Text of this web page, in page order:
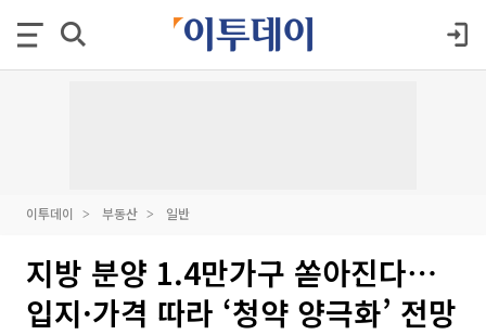
이투데이 부동산 일반
지방 분양 1.4만가구 쏟아진다⋯
입지·가격 따라 ‘청약 양극화’ 전망